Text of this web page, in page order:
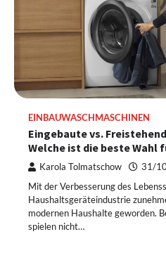
EINBAUWASCHMASCHINEN
Eingebaute vs.
Welche ist die beste Wahl
Karola Tolmatschow 31/
Mit der Verbesserung des
Haushaltsgeräteindustrie
modernen Haushalte geworden.
spielen nicht…